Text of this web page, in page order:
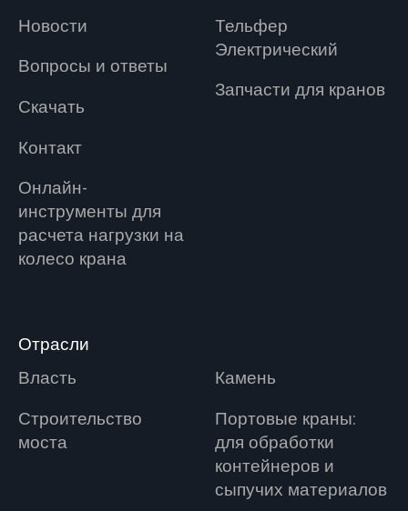
Новости
Вопросы и ответы
Скачать
Контакт
Онлайн-
инструменты для
расчета нагрузки на
колесо крана
Tельфер
Электрический
Запчасти для кранов
Отрасли
Власть
Камень
Строительство
моста
Портовые краны:
для обработки
контейнеров и
сыпучих материалов